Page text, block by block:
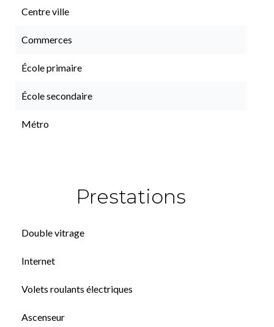
Centre ville
Commerces
École primaire
École secondaire
Métro
Prestations
Double vitrage
Internet
Volets roulants électriques
Ascenseur